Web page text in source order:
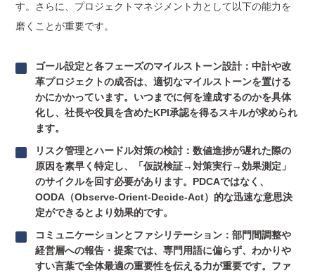
す。さらに、プロジェクトマネジメント力として以下の能力を
磨くことが重要です。
ゴール設定と各フェーズのマイルストーン設計：中計や改
革プロジェクトの成否は、適切なマイルストーンを置ける
かにかかっています。いつまでに何を達成するのかを具体
化し、社長や役員を含めたKPI承認を得るスキルが求められ
ます。
リスク管理とハードル対策の検討：数値進捗が遅れた際の
原因を素早く特定し、「仮説検証→対策実行→効果測定」
のサイクルを回す必要があります。PDCAではなく、
OODA（Observe-Orient-Decide-Act）的な迅速な意思決
定ができるとより効果的です。
コミュニケーションとファシリテーション：部門間調整や
経営層への報告・提案では、専門用語に偏らず、わかりや
すい言葉で全体最適の重要性を伝える力が重要です。ファ